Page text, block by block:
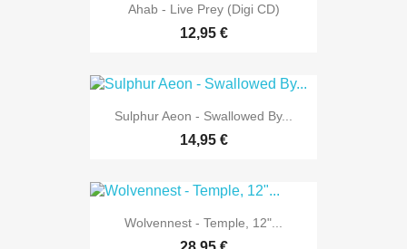
Ahab - Live Prey (Digi CD)
12,95 €
Sulphur Aeon - Swallowed By...
14,95 €
Wolvennest - Temple, 12"...